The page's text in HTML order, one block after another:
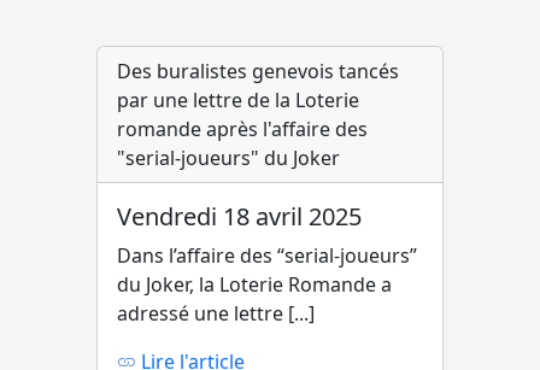
Des buralistes genevois tancés
par une lettre de la Loterie
romande après l'affaire des
"serial-joueurs" du Joker
Vendredi 18 avril 2025
Dans l’affaire des “serial-joueurs”
du Joker, la Loterie Romande a
adressé une lettre [...]
Lire l'article